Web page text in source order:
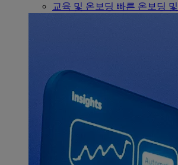
교육 및 온보딩 빠른 온보딩